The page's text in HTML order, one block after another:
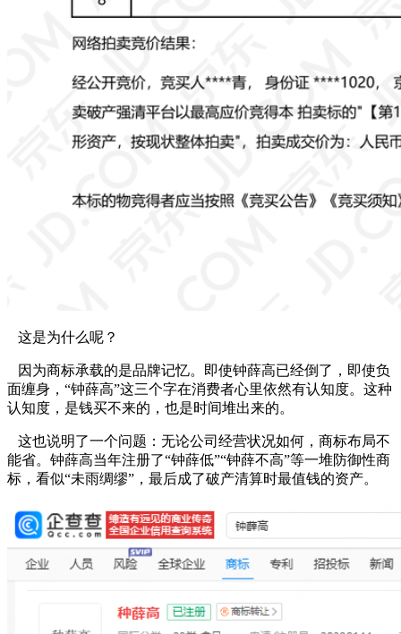
这是为什么呢？
因为商标承载的是品牌记忆。即使钟薛高已经倒了，即使负
面缠身，“钟薛高”这三个字在消费者心里依然有认知度。这种
认知度，是钱买不来的，也是时间堆出来的。
这也说明了一个问题：无论公司经营状况如何，商标布局不
能省。钟薛高当年注册了“钟薛低”“钟薛不高”等一堆防御性商
标，看似“未雨绸缪”，最后成了破产清算时最值钱的资产。